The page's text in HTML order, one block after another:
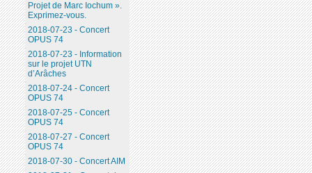
Projet de Marc Iochum ».
Exprimez-vous.
2018-07-23 - Concert
OPUS 74
2018-07-23 - Information
sur le projet UTN
d’Arâches
2018-07-24 - Concert
OPUS 74
2018-07-25 - Concert
OPUS 74
2018-07-27 - Concert
OPUS 74
2018-07-30 - Concert AIM